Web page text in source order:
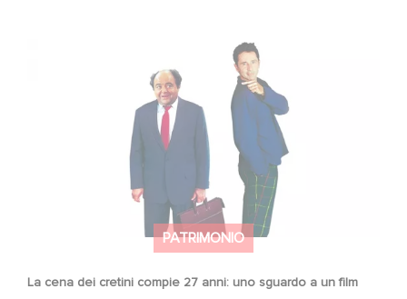
PATRIMONIO
La cena dei cretini compie 27 anni: uno sguardo a un film
La cena dei cretini compie 27 anni: uno sguardo a un film
cult dal successo internazionale